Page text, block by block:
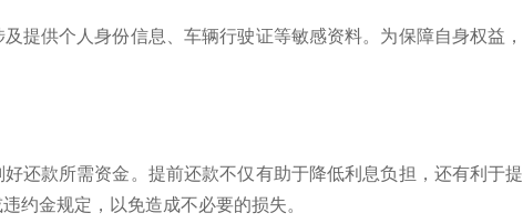
提供个人身份信息、车辆行驶证等敏感资料。为保障自身权
还款所需资金。提前还款不仅有助于降低利息负担，还有利于
约金规定，以免造成不必要的损失。